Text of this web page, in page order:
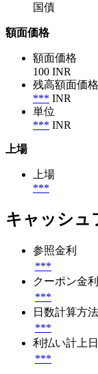
国債
額面価格
額面価格
100 INR
残高額面価格
*** INR
単位
*** INR
上場
上場
***
キャッシュ
参照金利
***
クーポン金利
***
日数計算方法
***
利払い計上日
***